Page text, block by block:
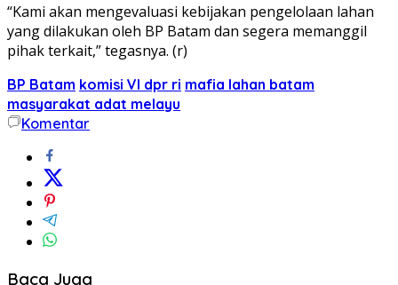
“Kami akan mengevaluasi kebijakan pengelolaan lahan
yang dilakukan oleh BP Batam dan segera memanggil
pihak terkait,” tegasnya. (r)
BP Batam komisi VI dpr ri mafia lahan batam
masyarakat adat melayu
Komentar
Baca Juga